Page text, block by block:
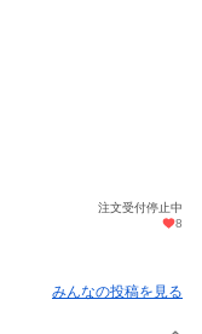
注文受付停止中
8
みんなの投稿を見る